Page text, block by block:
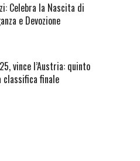
Celebra la Nascita di
e Devozione
vince l’Austria: quinto
classifica finale